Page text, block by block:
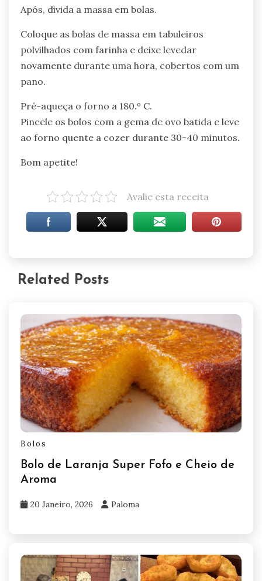
Após, divida a massa em bolas.
Coloque as bolas de massa em tabuleiros
polvilhados com farinha e deixe levedar
novamente durante uma hora, cobertos com um
pano.
Pré-aqueça o forno a 180.º C.
Pincele os bolos com a gema de ovo batida e leve
ao forno quente a cozer durante 30-40 minutos.
Bom apetite!
Avalie esta receita
Related Posts
Bolos
Bolo de Laranja Super Fofo e Cheio de
Aroma
20 Janeiro, 2026 Paloma